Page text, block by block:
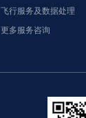
飞行服务及数据处理
更多服务咨询